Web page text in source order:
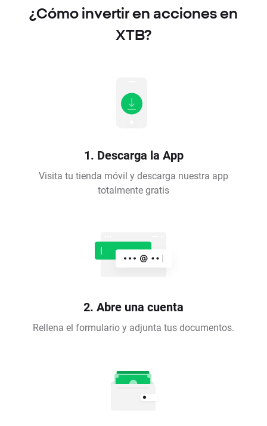
¿Cómo invertir en acciones en
XTB?
1. Descarga la App
Visita tu tienda móvil y descarga nuestra app
totalmente gratis
2. Abre una cuenta
Rellena el formulario y adjunta tus documentos.